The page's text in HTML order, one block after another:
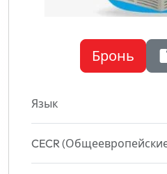
Бронь
Язык
CECR